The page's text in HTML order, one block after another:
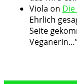
Viola on
Ehrlich
Seite
Veganerin…